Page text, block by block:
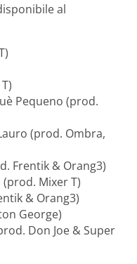
al
Pequeno (prod.
(prod. Ombra,
Frentik & Orang3)
Mixer T)
& Orang3)
George)
Don Joe & Super